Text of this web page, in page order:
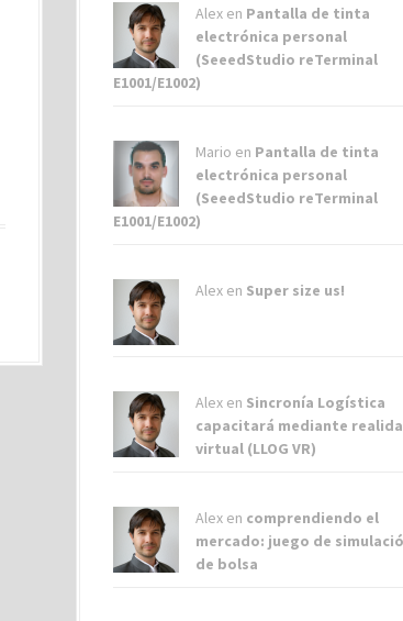
Alex en Pantalla de tinta
electrónica personal
(SeeedStudio reTerminal
E1001/E1002)
Mario en Pantalla de tinta
electrónica personal
(SeeedStudio reTerminal
E1001/E1002)
Alex en Super size us!
Alex en Sincronía Logística
capacitará mediante
virtual (LLOG VR)
Alex en comprendiendo el
mercado: juego de
de bolsa